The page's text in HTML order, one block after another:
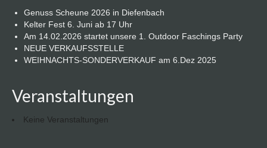
Genuss Scheune 2026 in Diefenbach
Kelter Fest 6. Juni ab 17 Uhr
Am 14.02.2026 startet unsere 1. Outdoor Faschings Party
NEUE VERKAUFSSTELLE
WEIHNACHTS-SONDERVERKAUF am 6.Dez 2025
Veranstaltungen
Keine Veranstaltungen